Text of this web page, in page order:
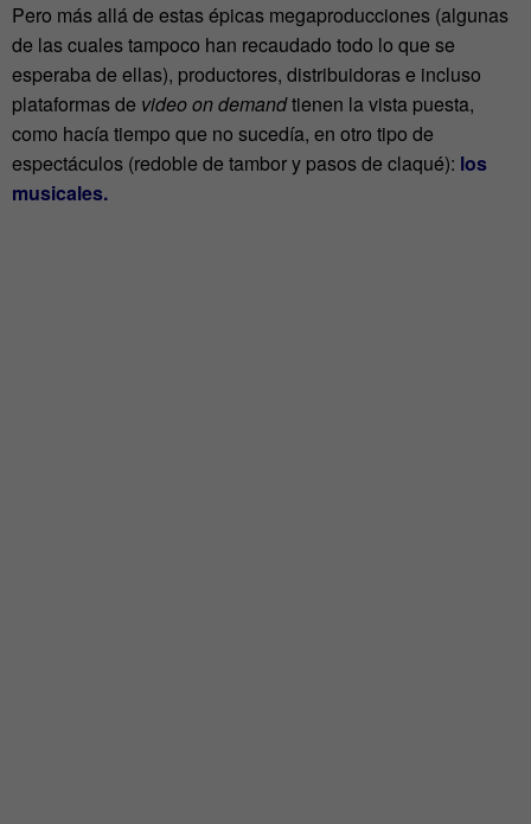
Pero más allá de estas épicas megaproducciones (algunas
de las cuales tampoco han recaudado todo lo que se
esperaba de ellas), productores, distribuidoras e incluso
plataformas de video on demandtienen la vista puesta,
como hacía tiempo que no sucedía, en otro tipo de
espectáculos (redoble de tambor y pasos de claqué): los
musicales.